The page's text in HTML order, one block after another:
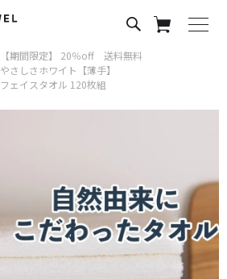
【期間限定】 20％off 送料無料
やさしさホワイト【薄手】
フェイスタオル 120枚組